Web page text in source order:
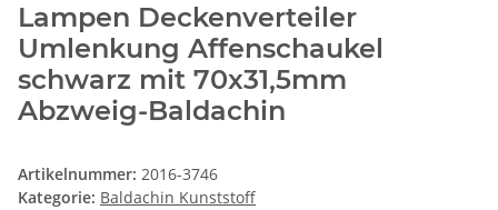
Lampen Deckenverteiler
Umlenkung Affenschaukel
schwarz mit 70x31,5mm
Abzweig-Baldachin
Artikelnummer: 2016-3746
Kategorie: Baldachin Kunststoff